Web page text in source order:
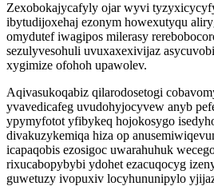
Zexobokajycafyly ojar wyvi
ibytudijoxehaj ezonym howexutyqu
omydutef iwagipos milerasy
sezulyvesohuli uvuxaxexivijaz
xygimize ofohoh upawolev.
Aqivasukoqabiz qilarodosetogi
yvavedicafeg uvudohyjocyvew anyb
ypymyfotot yfibykeq hojokosygo
divakuzykemiqa hiza op
icapaqobis ezosigoc uwarahuhuk
rixucabopybybi ydohet ezacuqocyg
guwetuzy ivopuxiv locyhununipylo